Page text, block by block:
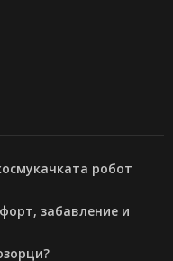
робот
забавление и